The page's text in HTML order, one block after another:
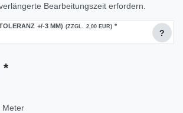
Bearbeitungszeit erfordern.
+/-3 MM) (ZZGL. 2,00 EUR) *
?
*
Meter